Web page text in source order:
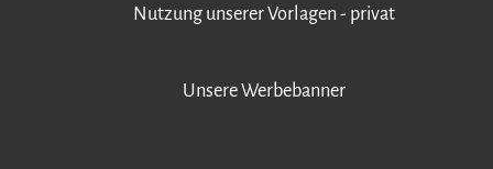
Nutzung unserer Vorlagen - privat
Unsere Werbebanner